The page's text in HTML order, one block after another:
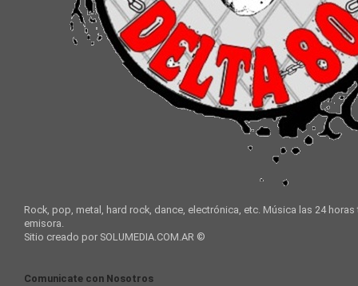
Rock, pop, metal, hard rock, dance, electrónica, etc. Música las 24
emisora.
Sitio creado por SOLUMEDIA.COM.AR ©
Comunicate con Nosotros